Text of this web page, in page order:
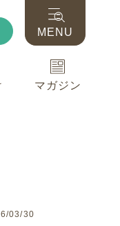
マガジン
MENU
03/30